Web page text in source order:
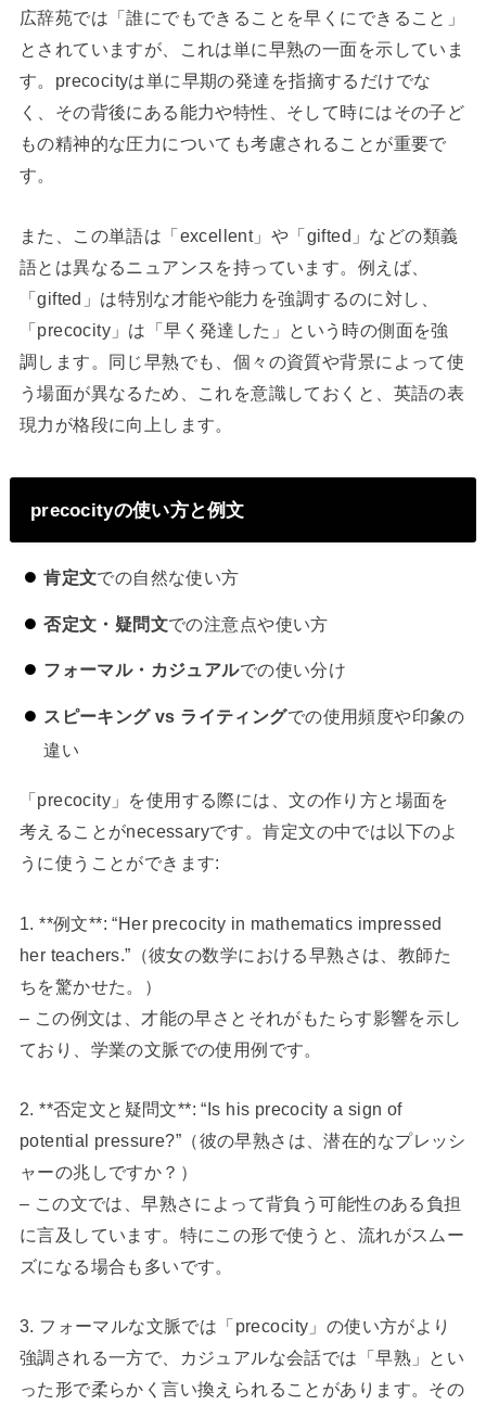
広辞苑では「誰にでもできることを早くにできること」
とされていますが、これは単に早熟の一面を示していま
す。precocityは単に早期の発達を指摘するだけでな
く、その背後にある能力や特性、そして時にはその子ど
もの精神的な圧力についても考慮されることが重要で
す。
また、この単語は「excellent」や「gifted」などの類義
語とは異なるニュアンスを持っています。例えば、
「gifted」は特別な才能や能力を強調するのに対し、
「precocity」は「早く発達した」という時の側面を強
調します。同じ早熟でも、個々の資質や背景によって使
う場面が異なるため、これを意識しておくと、英語の表
現力が格段に向上します。
precocityの使い方と例文
肯定文での自然な使い方
否定文・疑問文での注意点や使い方
フォーマル・カジュアルでの使い分け
スピーキング vs ライティングでの使用頻度や印象の
違い
「precocity」を使用する際には、文の作り方と場面を
考えることがnecessaryです。肯定文の中では以下のよ
うに使うことができます:
1. **例文**: “Her precocity in mathematics impressed
her teachers.”（彼女の数学における早熟さは、教師た
ちを驚かせた。）
– この例文は、才能の早さとそれがもたらす影響を示し
ており、学業の文脈での使用例です。
2. **否定文と疑問文**: “Is his precocity a sign of
potential pressure?”（彼の早熟さは、潜在的なプレッシ
ャーの兆しですか？）
– この文では、早熟さによって背負う可能性のある負担
に言及しています。特にこの形で使うと、流れがスムー
ズになる場合も多いです。
3. フォーマルな文脈では「precocity」の使い方がより
強調される一方で、カジュアルな会話では「早熟」とい
った形で柔らかく言い換えられることがあります。その